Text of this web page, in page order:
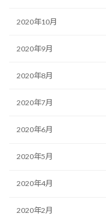
2020年10月
2020年9月
2020年8月
2020年7月
2020年6月
2020年5月
2020年4月
2020年2月